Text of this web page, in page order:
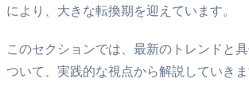
により、大きな転換期を迎えています。
このセクションでは、最新のトレンドと
ついて、実践的な視点から解説していきま